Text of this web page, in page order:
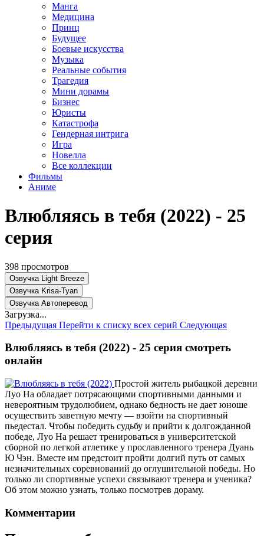
Манга
Медицина
Принц
Будущее
Боевые искусства
Музыка
Реальные события
Трагедия
Мини дорамы
Бизнес
Юристы
Катастрофа
Гендерная интрига
Игра
Новелла
Все коллекции
Фильмы
Аниме
Влюбляясь в тебя (2022) - 25
серия
398 просмотров
Озвучка Light Breeze
Озвучка Krisa-Tyan
Озвучка Автоперевод
Загрузка...
Предыдущая Перейти к списку всех серий Следующая
Влюбляясь в тебя (2022) - 25 серия смотреть
онлайн
Простой житель рыбацкой деревни
Луо На обладает потрясающими спортивными данными и
невероятным трудолюбием, однако бедность не дает юноше
осуществить заветную мечту — взойти на спортивный
пьедестал. Чтобы победить судьбу и прийти к долгожданной
победе, Луо На решает тренироваться в университетской
сборной по легкой атлетике у прославленного тренера Дуань
Ю Чэн. Вместе им предстоит пройти долгий путь от самых
незначительных соревнований до оглушительной победы. Но
только ли спортивные успехи связывают тренера и ученика?
Об этом можно узнать, только посмотрев дораму.
Комментарии